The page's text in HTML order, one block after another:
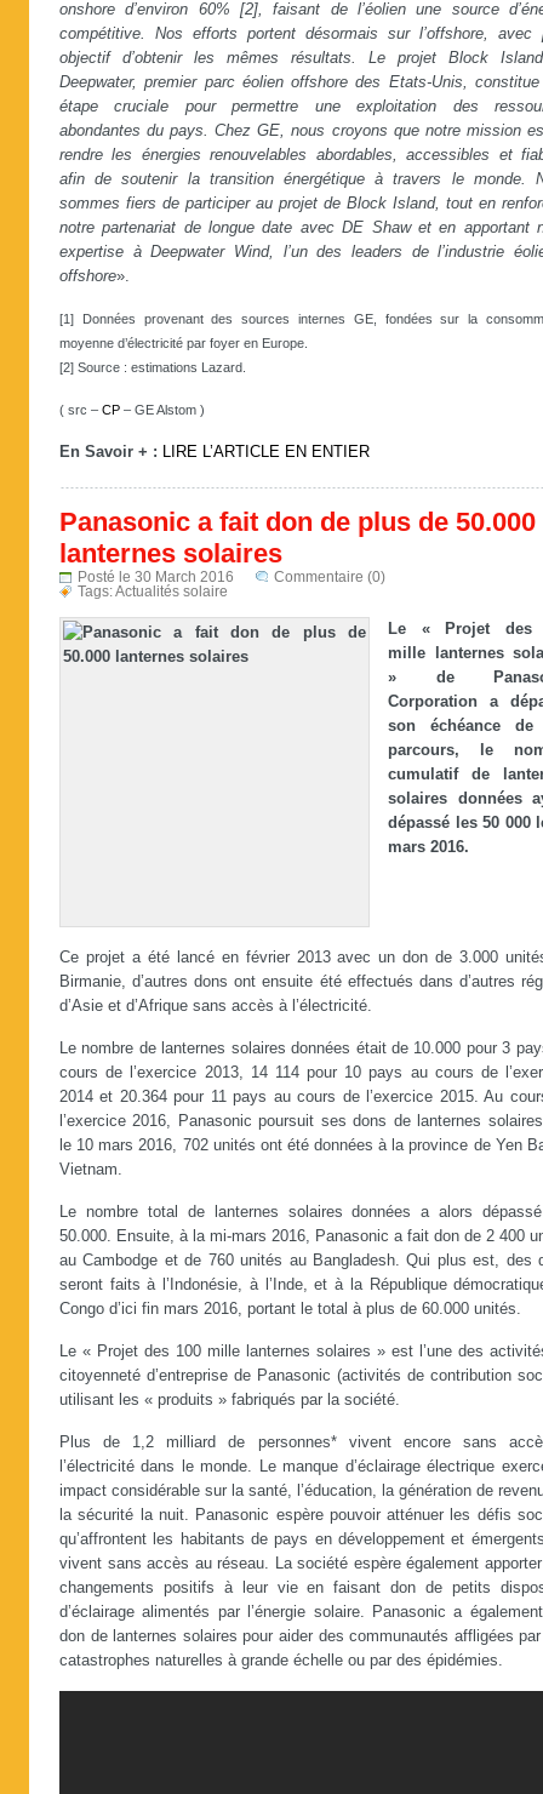
onshore d’environ 60% [2], faisant de l’éolien une source
compétitive. Nos efforts portent désormais sur l’offshore, avec
objectif d’obtenir les mêmes résultats. Le projet Block
Deepwater, premier parc éolien offshore des Etats-Unis,
étape cruciale pour permettre une exploitation des
abondantes du pays. Chez GE, nous croyons que notre mission
rendre les énergies renouvelables abordables, accessibles et
afin de soutenir la transition énergétique à travers le monde.
sommes fiers de participer au projet de Block Island, tout en
notre partenariat de longue date avec DE Shaw et en apportant
expertise à Deepwater Wind, l’un des leaders de l’industrie
offshore».
[1] Données provenant des sources internes GE, fondées sur la
moyenne d’électricité par foyer en Europe.
[2] Source : estimations Lazard.
( src – CP – GE Alstom )
En Savoir + : LIRE L’ARTICLE EN ENTIER
Panasonic a fait don de plus de 50.000
lanternes solaires
Posté le 30 March 2016
Commentaire (0)
Tags:Actualités solaire
Le « Projet des
mille lanternes
» de
Corporation a
son échéance de
parcours, le
cumulatif de
solaires données
dépassé les 50 000
mars 2016.
Ce projet a été lancé en février 2013 avec un don de 3.000
Birmanie, d’autres dons ont ensuite été effectués dans d’autres
d’Asie et d’Afrique sans accès à l’électricité.
Le nombre de lanternes solaires données était de 10.000 pour 3
cours de l’exercice 2013, 14 114 pour 10 pays au cours de
2014 et 20.364 pour 11 pays au cours de l’exercice 2015. Au
l’exercice 2016, Panasonic poursuit ses dons de lanternes
le 10 mars 2016, 702 unités ont été données à la province de Yen
Vietnam.
Le nombre total de lanternes solaires données a alors
50.000. Ensuite, à la mi-mars 2016, Panasonic a fait don de 2 400
au Cambodge et de 760 unités au Bangladesh. Qui plus est, des
seront faits à l’Indonésie, à l’Inde, et à la République
Congo d’ici fin mars 2016, portant le total à plus de 60.000 unités.
Le « Projet des 100 mille lanternes solaires » est l’une des
citoyenneté d’entreprise de Panasonic (activités de contribution
utilisant les « produits » fabriqués par la société.
Plus de 1,2 milliard de personnes* vivent encore sans
l’électricité dans le monde. Le manque d’éclairage électrique
impact considérable sur la santé, l’éducation, la génération de
la sécurité la nuit. Panasonic espère pouvoir atténuer les défis
qu’affrontent les habitants de pays en développement et
vivent sans accès au réseau. La société espère également
changements positifs à leur vie en faisant don de petits
d’éclairage alimentés par l’énergie solaire. Panasonic a
don de lanternes solaires pour aider des communautés affligées
catastrophes naturelles à grande échelle ou par des épidémies.